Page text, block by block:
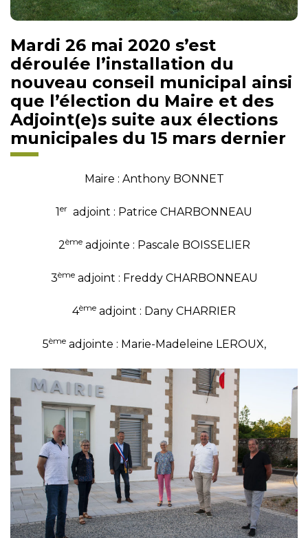
Mardi 26 mai 2020 s’est
déroulée l’installation du
nouveau conseil municipal ainsi
que l’élection du Maire et des
Adjoint(e)s suite aux élections
municipales du 15 mars dernier
Maire : Anthony BONNET
1er adjoint : Patrice CHARBONNEAU
2èmeadjointe : Pascale BOISSELIER
3èmeadjoint : Freddy CHARBONNEAU
4ème adjoint : Dany CHARRIER
5èmeadjointe : Marie-Madeleine LEROUX,